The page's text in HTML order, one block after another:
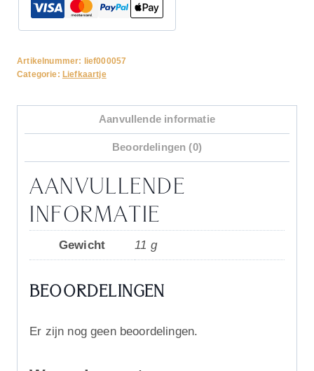
Artikelnummer: lief000057
Categorie: Liefkaartje
Aanvullende informatie
Beoordelingen (0)
AANVULLENDE
INFORMATIE
Gewicht 11 g
BEOORDELINGEN
Er zijn nog geen beoordelingen.